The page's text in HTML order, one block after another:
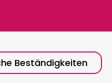
Beständigkeiten